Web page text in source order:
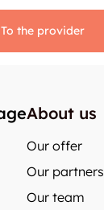
To the provider
About us
Our offer
Our partners
Our team